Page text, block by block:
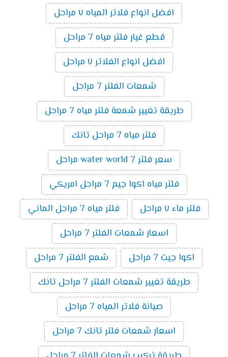
افضل انواع فلاتر المياه ٧ مراحل
قطع غيار فلتر مياه 7 مراحل
افضل انواع الفلاتر ٧ مراحل
شمعات الفلتر 7 مراحل
طريقة تغيير شمعة فلتر مياه 7 مراحل
فلتر مياه 7 مراحل تانك
سعر فلتر water world 7 مراحل
فلتر مياه اكوا جيم 7 مراحل امريكي
فلتر ماء ٧ مراحل
فلتر مياه 7 مراحل الماني
اسعار شمعات الفلتر 7 مراحل
اكوا جيت 7 مراحل
شمع الفلتر 7 مراحل
طريقة تغيير شمعات الفلتر 7 مراحل تانك
صيانة فلاتر المياه 7 مراحل
اسعار شمعات فلتر تانك 7 مراحل